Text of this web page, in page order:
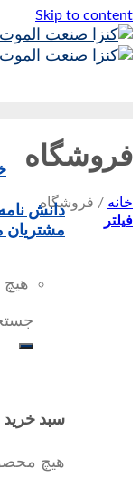
Skip to content
دانش
مشتریان
سبد خرید
هیچ
فروشگاه
خانه / فروشگاه
فیلتر